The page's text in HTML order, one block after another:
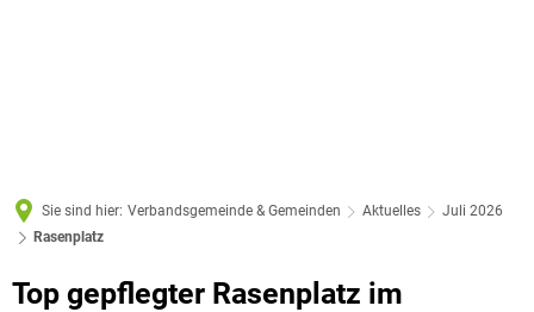
Sie sind hier: Verbandsgemeinde & Gemeinden Aktuelles
Juli 2026
Rasenplatz
Top gepflegter Rasenplatz im